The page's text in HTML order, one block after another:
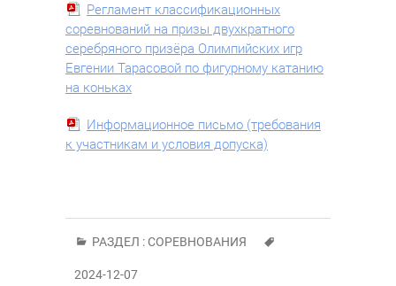
Регламент классификационных
соревнований на призы двухкратного
серебряного призёра Олимпийских игр
Евгении Тарасовой по фигурному катанию
на коньках
Информационное письмо (требования
к участникам и условия допуска)
РАЗДЕЛ :СОРЕВНОВАНИЯ
2024-12-07